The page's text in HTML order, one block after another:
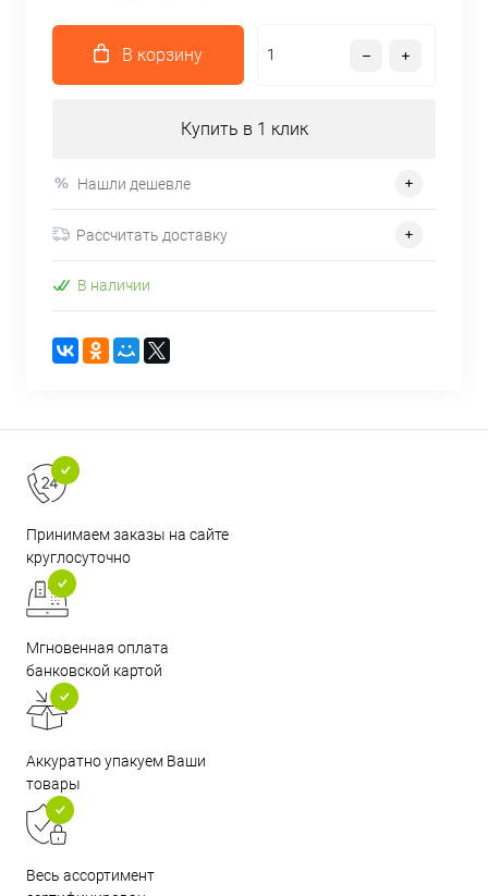
В корзину
Купить в 1 клик
Нашли дешевле
Рассчитать доставку
В наличии
Принимаем заказы на сайте
круглосуточно
Мгновенная оплата
банковской картой
Аккуратно упакуем Ваши
товары
Весь ассортимент